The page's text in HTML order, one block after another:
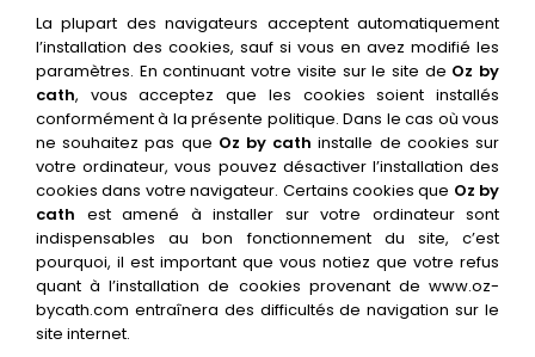
La plupart des navigateurs acceptent automatiquement
l’installation des cookies, sauf si vous en avez modifié les
paramètres. En continuant votre visite sur le site de Oz by
cath, vous acceptez que les cookies soient installés
conformément à la présente politique. Dans le cas où vous
ne souhaitez pas que Oz by cath installe de cookies sur
votre ordinateur, vous pouvez désactiver l’installation des
cookies dans votre navigateur. Certains cookies que Oz by
cath est amené à installer sur votre ordinateur sont
indispensables au bon fonctionnement du site, c’est
pourquoi, il est important que vous notiez que votre refus
quant à l’installation de cookies provenant de www.oz-
bycath.com entraînera des difficultés de navigation sur le
site internet.